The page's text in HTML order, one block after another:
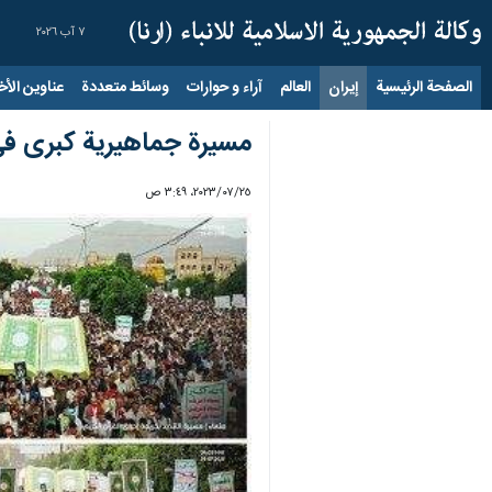
٧ آب ٢٠٢٦
الصفحة الرئيسية إيران العالم آراء و حوارات وسائط متعددة عناوين
مسيرة جماهيرية كبرى
٢٥‏/٠٧‏/٢٠٢٣، ٣:٤٩ ص